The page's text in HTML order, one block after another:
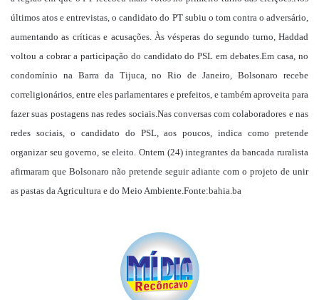
últimos atos e entrevistas, o candidato do PT subiu o tom contra o adversário,
aumentando as críticas e acusações. Às vésperas do segundo turno, Haddad
voltou a cobrar a participação do candidato do PSL em debates.Em casa, no
condomínio na Barra da Tijuca, no Rio de Janeiro, Bolsonaro recebe
correligionários, entre eles parlamentares e prefeitos, e também aproveita para
fazer suas postagens nas redes sociais.Nas conversas com colaboradores e nas
redes sociais, o candidato do PSL, aos poucos, indica como pretende
organizar seu governo, se eleito. Ontem (24) integrantes da bancada ruralista
afirmaram que Bolsonaro não pretende seguir adiante com o projeto de unir
as pastas da Agricultura e do Meio Ambiente.Fonte:bahia.ba